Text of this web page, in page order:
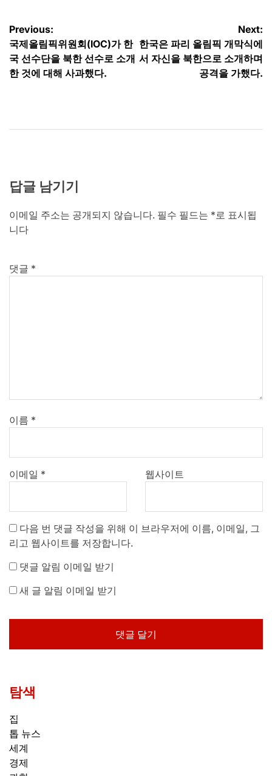
글
탐
색
Previous:
국제올림픽위원회(IOC)가 한
국 선수단을 북한 선수로 소개
한 것에 대해 사과했다.
Next:
한국은 파리 올림픽 개막식에
서 자신을 북한으로 소개하며
공격을 가했다.
답글 남기기
이메일 주소는 공개되지 않습니다. 필수 필드는 * 로 표시됩
니다
댓글 *
이름 *
이메일 * 웹사이트
다음 번 댓글 작성을 위해 이 브라우저에 이름, 이메일, 그
리고 웹사이트를 저장합니다.
댓글 알림 이메일 받기
새 글 알림 이메일 받기
탐색
집
톱 뉴스
세계
경제